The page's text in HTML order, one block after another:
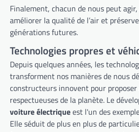
Finalement, chacun de nous peut
améliorer la qualité de l’air et
générations futures.
Technologies propres et
Depuis quelques années, les
transforment nos manières de nous
constructeurs innovent pour
respectueuses de la planète. Le
voiture électriqueest l'un des
Elle séduit de plus en plus de